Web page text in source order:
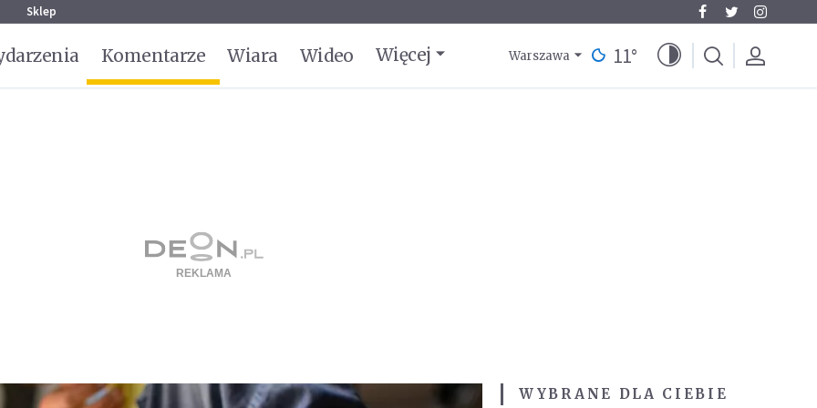
Sklep
Komentarze Wiara Wideo Więcej Warszawa 11°
WYBRANE DLA CIEBIE